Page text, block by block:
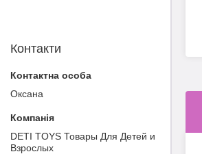
Контакти
Оксана
DETI TOYS Товары Для Детей и
Взрослых